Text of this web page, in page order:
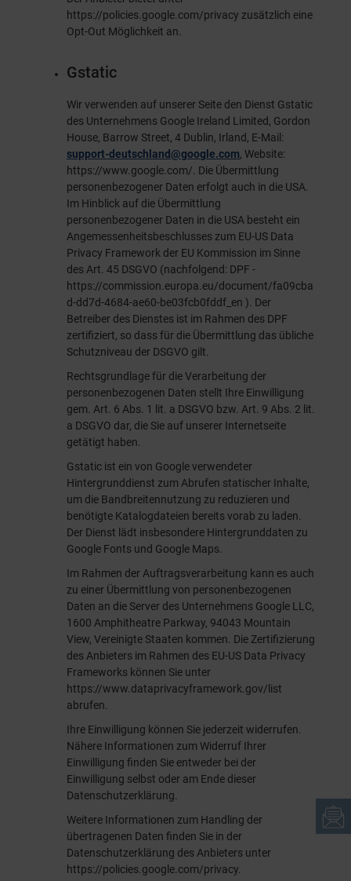
https://policies.google.com/privacy zusätzlich eine
Opt-Out Möglichkeit an.
Gstatic
Wir verwenden auf unserer Seite den Dienst Gstatic
des Unternehmens Google Ireland Limited, Gordon
House, Barrow Street, 4 Dublin, Irland, E-Mail:
support-deutschland@google.com, Website:
https://www.google.com/. Die Übermittlung
personenbezogener Daten erfolgt auch in die USA.
Im Hinblick auf die Übermittlung
personenbezogener Daten in die USA besteht ein
Angemessenheitsbeschlusses zum EU-US Data
Privacy Framework der EU Kommission im Sinne
des Art. 45 DSGVO (nachfolgend: DPF -
https://commission.europa.eu/document/fa09cba
d-dd7d-4684-ae60-be03fcb0fddf_en ). Der
Betreiber des Dienstes ist im Rahmen des DPF
zertifiziert, so dass für die Übermittlung das übliche
Schutzniveau der DSGVO gilt.
Rechtsgrundlage für die Verarbeitung der
personenbezogenen Daten stellt Ihre Einwilligung
gem. Art. 6 Abs. 1 lit. a DSGVO bzw. Art. 9 Abs. 2 lit.
a DSGVO dar, die Sie auf unserer Internetseite
getätigt haben.
Gstatic ist ein von Google verwendeter
Hintergrunddienst zum Abrufen statischer Inhalte,
um die Bandbreitennutzung zu reduzieren und
benötigte Katalogdateien bereits vorab zu laden.
Der Dienst lädt insbesondere Hintergrunddaten zu
Google Fonts und Google Maps.
Im Rahmen der Auftragsverarbeitung kann es auch
zu einer Übermittlung von personenbezogenen
Daten an die Server des Unternehmens Google LLC,
1600 Amphitheatre Parkway, 94043 Mountain
View, Vereinigte Staaten kommen. Die Zertifizierung
des Anbieters im Rahmen des EU-US Data Privacy
Frameworks können Sie unter
https://www.dataprivacyframework.gov/list
abrufen.
Ihre Einwilligung können Sie jederzeit widerrufen.
Nähere Informationen zum Widerruf Ihrer
Einwilligung finden Sie entweder bei der
Einwilligung selbst oder am Ende dieser
Datenschutzerklärung.
Weitere Informationen zum Handling der
übertragenen Daten finden Sie in der
Datenschutzerklärung des Anbieters unter
https://policies.google.com/privacy.